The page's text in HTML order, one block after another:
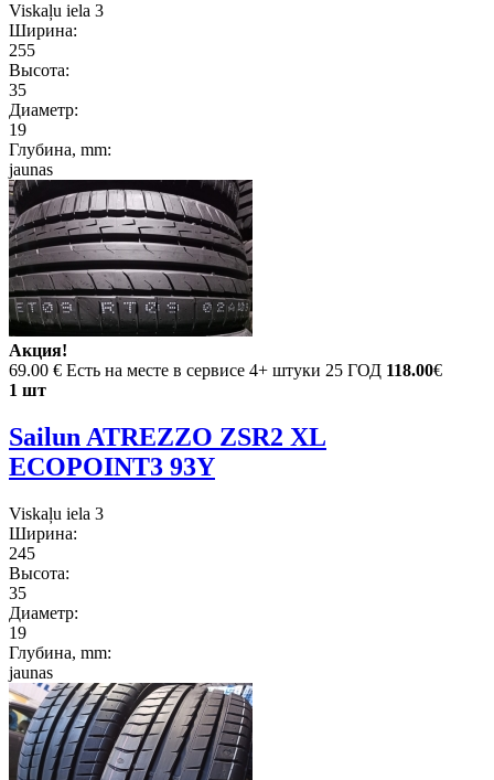
Viskaļu iela 3
Ширина:
255
Высота:
35
Диаметр:
19
Глубина, mm:
jaunas
Акция!
69.00 € Есть на месте в сервисе 4+ штуки 25 ГОД 118.00€
1 шт
Sailun ATREZZO ZSR2 XL
ECOPOINT3 93Y
Viskaļu iela 3
Ширина:
245
Высота:
35
Диаметр:
19
Глубина, mm:
jaunas